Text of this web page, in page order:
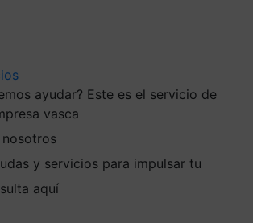
ayudar? Este es el servicio de
vasca
y servicios para impulsar tu
aquí